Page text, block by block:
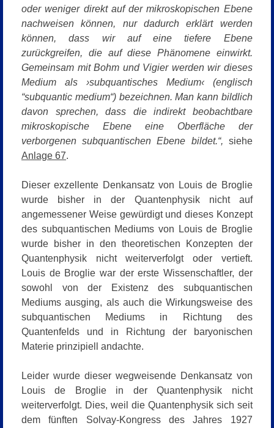
oder weniger direkt auf der mikroskopischen Ebene
nachweisen können, nur dadurch erklärt werden
können, dass wir auf eine tiefere Ebene
zurückgreifen, die auf diese Phänomene einwirkt.
Gemeinsam mit Bohm und Vigier werden wir dieses
Medium als ›subquantisches Medium‹ (englisch
“subquantic medium“) bezeichnen. Man kann bildlich
davon sprechen, dass die indirekt beobachtbare
mikroskopische Ebene eine Oberfläche der
verborgenen subquantischen Ebene bildet.“, siehe
Anlage 67.
Dieser exzellente Denkansatz von Louis de Broglie
wurde bisher in der Quantenphysik nicht auf
angemessener Weise gewürdigt und dieses Konzept
des subquantischen Mediums von Louis de Broglie
wurde bisher in den theoretischen Konzepten der
Quantenphysik nicht weiterverfolgt oder vertieft.
Louis de Broglie war der erste Wissenschaftler, der
sowohl von der Existenz des subquantischen
Mediums ausging, als auch die Wirkungsweise des
subquantischen Mediums in Richtung des
Quantenfelds und in Richtung der baryonischen
Materie prinzipiell andachte.
Leider wurde dieser wegweisende Denkansatz von
Louis de Broglie in der Quantenphysik nicht
weiterverfolgt. Dies, weil die Quantenphysik sich seit
dem fünften Solvay-Kongress des Jahres 1927